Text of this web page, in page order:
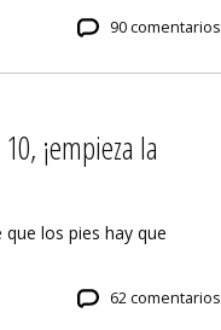
90 comentarios
¡empieza la
los pies hay que
62 comentarios